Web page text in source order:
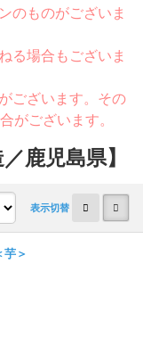
のものがございま
る場合もございま
ございます。その
がございます。
鹿児島県】
表示切替
＞